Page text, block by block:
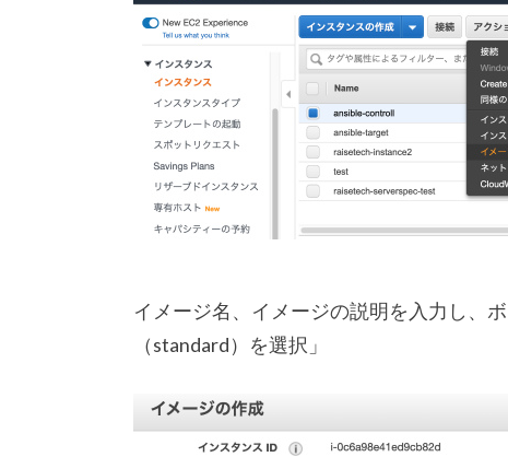
イメージ名、イメージの説明を入力し、
（standard）を選択」